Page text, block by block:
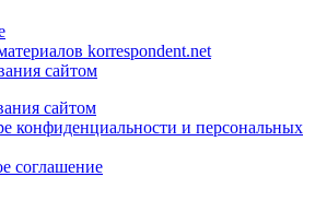
korrespondent.net
сайтом
сайтом
конфиденциальности и персональных
соглашение